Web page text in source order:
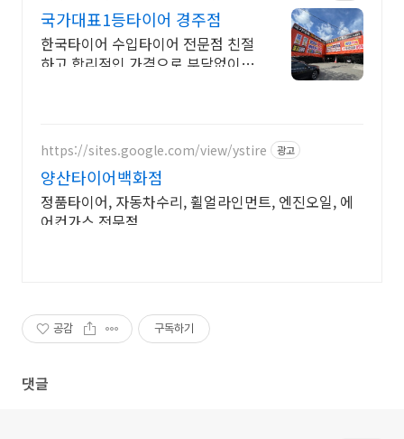
국가대표1등타이어 경주점
한국타이어 수입타이어 전문점 친절
하고 합리적인 가격으로 부담없이
https://sites.google.com/view/ystire 광고
양산타이어백화점
정품타이어, 자동차수리, 휠얼라인먼트, 엔진오일, 에
어컨가스 전문점
공감 구독하기
댓글